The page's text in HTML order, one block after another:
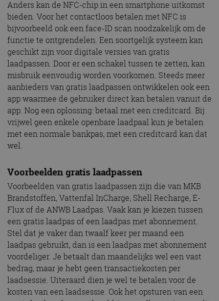
Anders kan de NFC-chip in een smartphone uitkomst
bieden. Voor het contactloos betalen met NFC is
bijvoorbeeld ook een face-ID scan noodzakelijk om de
functie te ontgrendelen. Een soortgelijk systeem kan
geschikt zijn voor digitale versies van gratis
laadpassen. Door er een schakel tussen te zetten, kan
misbruik eenvoudig worden voorkomen. Steeds meer
aanbieders van gratis laadpassen ontwikkelen ook een
app waarmee de gebruiker direct kan betalen vanuit de
app. Nog een oplossing: betaal met een creditcard. Bij
vrijwel geen enkele openbare laadpaal kun je betalen
met een normale bankpas, met een creditcard kan dat
wel.
Voorbeelden gratis laadpassen
Voorbeelden van gratis laadpassen zijn die van MKB
Brandstoffen, Vattenfal InCharge, Shell Recharge, E-
Flux of de ANWB Laadpas. Vaak kan je kiezen tussen
een gratis laadpas of een laadpas met abonnement.
Stel dat je vaker dan twaalf keer per maand een
laadpas gebruikt, dan is een laadpas met abonnement
voordeliger. Je betaalt dan maandelijks wel een vast
bedrag, maar je hebt geen transactiekosten per
laadsessie. Uiteraard dien je wel te betalen voor de
kosten van een laadsessie. Ook het opsturen van een